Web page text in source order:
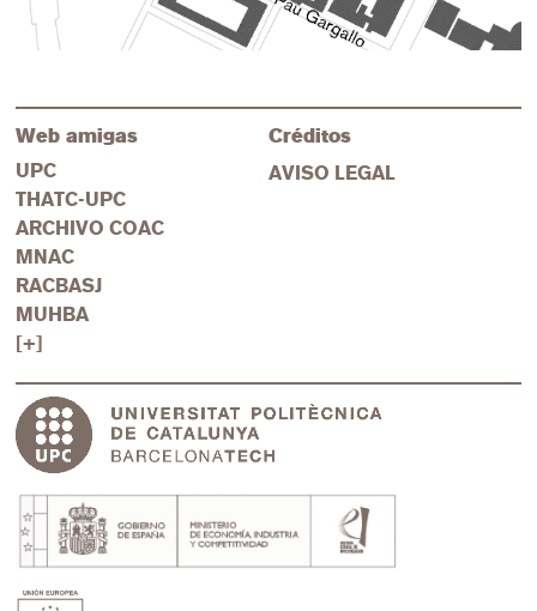
Web amigas
UPC
THATC-UPC
ARCHIVO COAC
MNAC
RACBASJ
MUHBA
[+]
Créditos
AVISO LEGAL